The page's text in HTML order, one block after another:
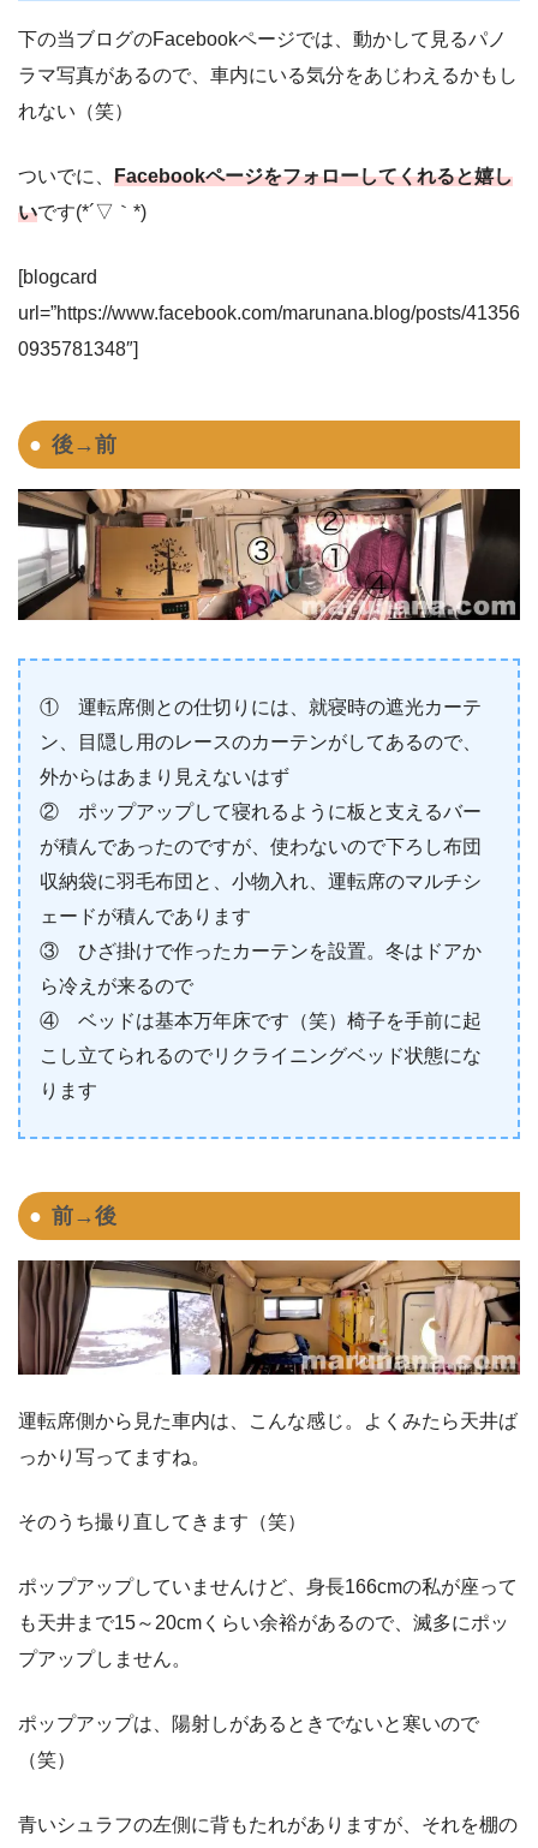
下の当ブログのFacebookページでは、動かして見るパノ
ラマ写真があるので、車内にいる気分をあじわえるかもし
れない（笑）
ついでに、 Facebookページをフォローしてくれると嬉し
いです(*´▽｀*)
[blogcard
url=”https://www.facebook.com/marunana.blog/posts/41356
0935781348″]
後→前
① 運転席側との仕切りには、就寝時の遮光カーテ
ン、目隠し用のレースのカーテンがしてあるので、
外からはあまり見えないはず
② ポップアップして寝れるように板と支えるバー
が積んであったのですが、使わないので下ろし布団
収納袋に羽毛布団と、小物入れ、運転席のマルチシ
ェードが積んであります
③ ひざ掛けで作ったカーテンを設置。冬はドアか
ら冷えが来るので
④ ベッドは基本万年床です（笑）椅子を手前に起
こし立てられるのでリクライニングベッド状態にな
ります
前→後
運転席側から見た車内は、こんな感じ。よくみたら天井ば
っかり写ってますね。
そのうち撮り直してきます（笑）
ポップアップしていませんけど、身長166cmの私が座って
も天井まで15～20cmくらい余裕があるので、滅多にポッ
プアップしません。
ポップアップは、陽射しがあるときでないと寒いので
（笑）
青いシュラフの左側に背もたれがありますが、それを棚の